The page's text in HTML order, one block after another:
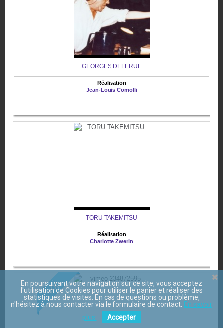
GEORGES DELERUE
Réalisation
Jean-Louis Comolli
TORU TAKEMITSU
Réalisation
Charlotte Zwerin
VOD
En poursuivant votre navigation sur ce site, vous acceptez
l'utilisation de Cookies pour utiliser le panier et réaliser des
statistiques de visites. En cas de questions ou problème,
n'hésitez à nous contacter via le formulaire de contact. En savoir
plus.
Accepter